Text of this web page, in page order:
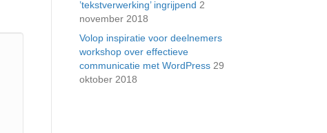
’tekstverwerking’ ingrijpend 2
november 2018
Volop inspiratie voor deelnemers
workshop over effectieve
communicatie met WordPress 29
oktober 2018